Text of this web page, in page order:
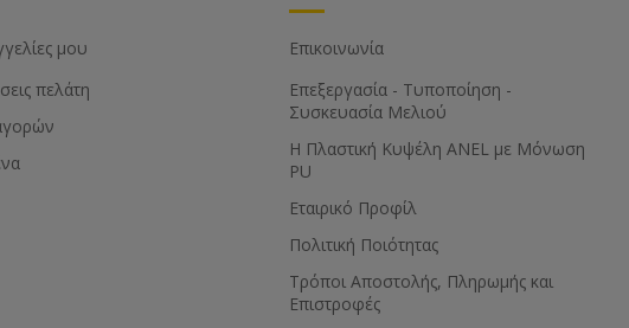
μου
πελάτη
Επικοινωνία
Επεξεργασία - Τυποποίηση -
Συσκευασία Μελιού
Η Πλαστική Κυψέλη ANEL με Μόνωση
PU
Εταιρικό Προφίλ
Πολιτική Ποιότητας
Τρόποι Αποστολής, Πληρωμής και
Επιστροφές